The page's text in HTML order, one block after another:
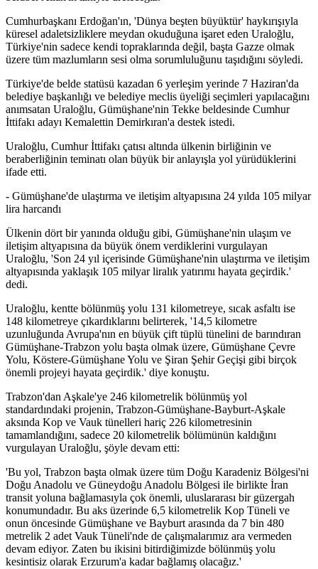
Cumhurbaşkanı Erdoğan'ın, 'Dünya beşten büyüktür' haykırışıyla
küresel adaletsizliklere meydan okuduğuna işaret eden Uraloğlu,
Türkiye'nin sadece kendi topraklarında değil, başta Gazze olmak
üzere tüm mazlumların sesi olma sorumluluğunu taşıdığını söyledi.
Türkiye'de belde statüsü kazadan 6 yerleşim yerinde 7 Haziran'da
belediye başkanlığı ve belediye meclis üyeliği seçimleri yapılacağını
anımsatan Uraloğlu, Gümüşhane'nin Tekke beldesinde Cumhur
İttifakı adayı Kemalettin Demirkıran'a destek istedi.
Uraloğlu, Cumhur İttifakı çatısı altında ülkenin birliğinin ve
beraberliğinin teminatı olan büyük bir anlayışla yol yürüdüklerini
ifade etti.
- Gümüşhane'de ulaştırma ve iletişim altyapısına 24 yılda 105 milyar
lira harcandı
Ülkenin dört bir yanında olduğu gibi, Gümüşhane'nin ulaşım ve
iletişim altyapısına da büyük önem verdiklerini vurgulayan
Uraloğlu, 'Son 24 yıl içerisinde Gümüşhane'nin ulaştırma ve iletişim
altyapısında yaklaşık 105 milyar liralık yatırımı hayata geçirdik.'
dedi.
Uraloğlu, kentte bölünmüş yolu 131 kilometreye, sıcak asfaltı ise
148 kilometreye çıkardıklarını belirterek, '14,5 kilometre
uzunluğunda Avrupa'nın en büyük çift tüplü tünelini de barındıran
Gümüşhane-Trabzon yolu başta olmak üzere, Gümüşhane Çevre
Yolu, Köstere-Gümüşhane Yolu ve Şiran Şehir Geçişi gibi birçok
önemli projeyi hayata geçirdik.' diye konuştu.
Trabzon'dan Aşkale'ye 246 kilometrelik bölünmüş yol
standardındaki projenin, Trabzon-Gümüşhane-Bayburt-Aşkale
aksında Kop ve Vauk tünelleri hariç 226 kilometresinin
tamamlandığını, sadece 20 kilometrelik bölümünün kaldığını
vurgulayan Uraloğlu, şöyle devam etti:
'Bu yol, Trabzon başta olmak üzere tüm Doğu Karadeniz Bölgesi'ni
Doğu Anadolu ve Güneydoğu Anadolu Bölgesi ile birlikte İran
transit yoluna bağlamasıyla çok önemli, uluslararası bir güzergah
konumundadır. Bu aks üzerinde 6,5 kilometrelik Kop Tüneli ve
onun öncesinde Gümüşhane ve Bayburt arasında da 7 bin 480
metrelik 2 adet Vauk Tüneli'nde de çalışmalarımız ara vermeden
devam ediyor. Zaten bu ikisini bitirdiğimizde bölünmüş yolu
kesintisiz olarak Erzurum'a kadar bağlamış olacağız.'